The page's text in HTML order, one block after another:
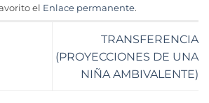
el Enlace permanente.
TRANSFERENCIA
(PROYECCIONES DE UNA
NIÑA AMBIVALENTE)